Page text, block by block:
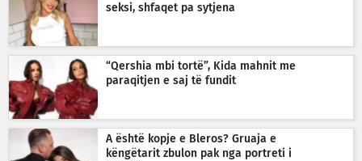
seksi, shfaqet pa sytjena
“Qershia mbi tortë”, Kida mahnit me
paraqitjen e saj të fundit
A është kopje e Bleros? Gruaja e
këngëtarit zbulon pak nga portreti i